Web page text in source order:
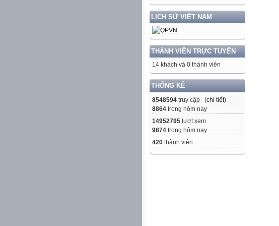
LỊCH SỬ VIỆT NAM
THÀNH VIÊN TRỰC TUYẾN
14 khách và 0 thành viên
THỐNG KÊ
8548594 truy cập (chi tiết)
8864 trong hôm nay
14952795 lượt xem
9874 trong hôm nay
420 thành viên